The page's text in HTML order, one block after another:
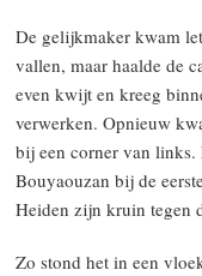
De gelijkmaker kwam
vallen, maar haalde de
even kwijt en kreeg
verwerken. Opnieuw
bij een corner van links.
Bouyaouzan bij de
Heiden zijn kruin tegen
Zo stond het in een